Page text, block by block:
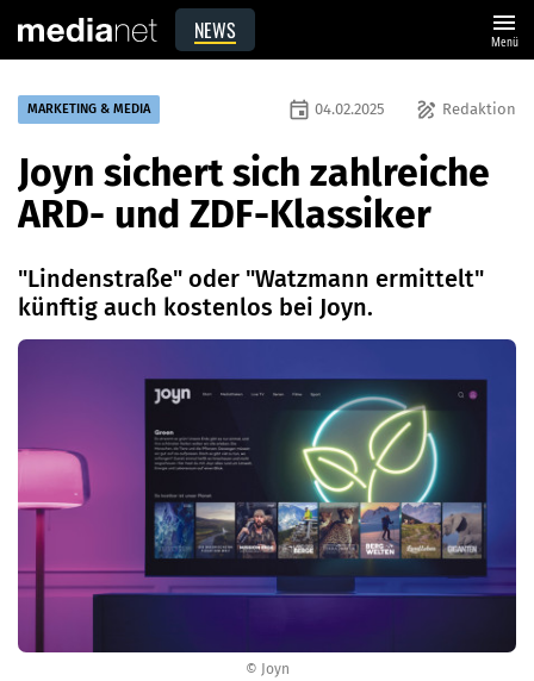
NEWS menu
Menü
© Joyn
MARKETING & MEDIA draw Redaktion
event 04.02.2025
Joyn sichert sich zahlreiche
ARD- und ZDF-Klassiker
"Lindenstraße" oder "Watzmann ermittelt"
künftig auch kostenlos bei Joyn.